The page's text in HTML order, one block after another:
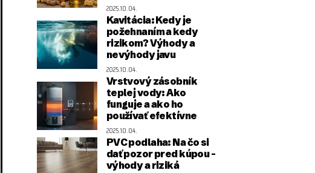
2025.10.04.
Kavitácia: Kedy je
požehnaním a kedy
rizikom? Výhody a
nevýhody javu
2025.10.04.
Vrstvový zásobník
teplej vody: Ako
funguje a ako ho
používať efektívne
2025.10.04.
PVC podlaha: Na čo si
dať pozor pred kúpou –
výhody a riziká